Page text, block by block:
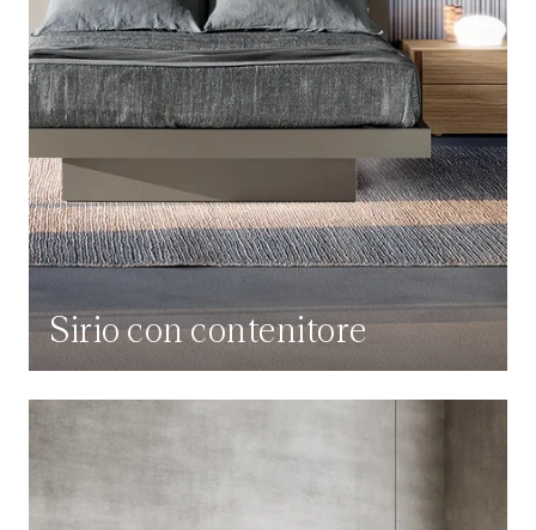
Sirio con contenitore